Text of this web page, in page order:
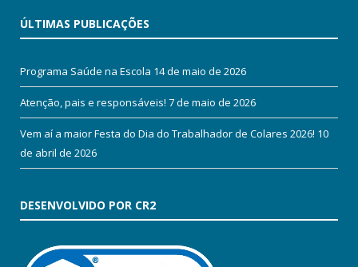
ÚLTIMAS PUBLICAÇÕES
Programa Saúde na Escola 14 de maio de 2026
Atenção, pais e responsáveis! 7 de maio de 2026
Vem aí a maior Festa do Dia do Trabalhador de Colares 2026! 10
de abril de 2026
DESENVOLVIDO POR CR2